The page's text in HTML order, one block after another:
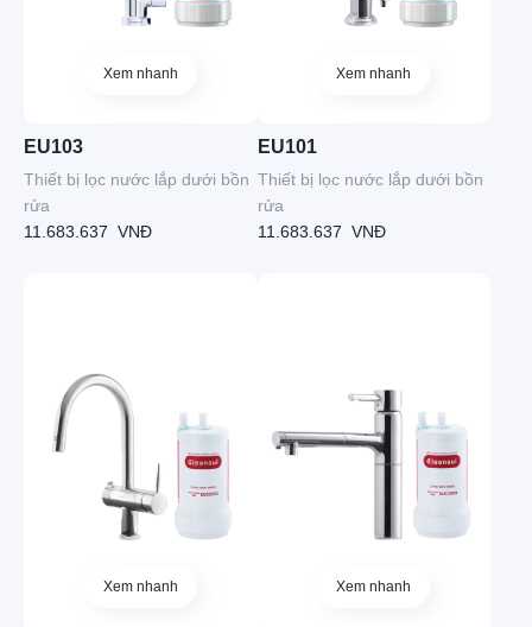
Xem nhanh
EU103
Thiết bị lọc nước lắp dưới bồn
rửa
11.683.637 VNĐ
Xem nhanh
EU101
Thiết bị lọc nước lắp dưới bồn
rửa
11.683.637 VNĐ
Xem nhanh Xem nhanh